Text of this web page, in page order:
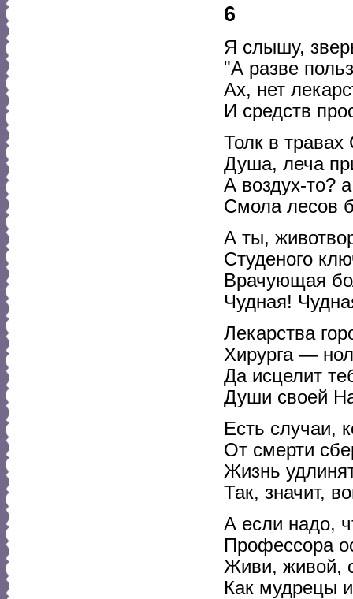
6
Я слышу,
"А разве
Ах, нет
И средств
Толк в травах
Душа, леча
А воздух-то?
Смола лесов
А ты,
Студеного
Врачующая
Чудная!
Лекарства
Хирурга —
Да исцелит
Души своей
Есть случаи,
От смерти
Жизнь
Так, значит,
А если надо,
Профессора
Живи, живой,
Как мудрецы